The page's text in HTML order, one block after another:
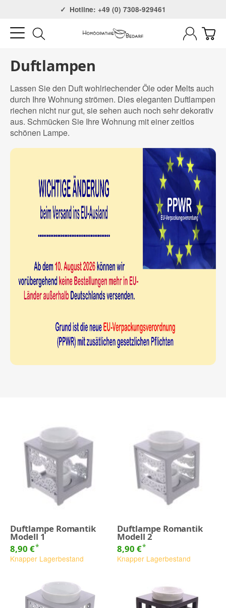
Versandkostenfrei ab 75€Hotline: +49 (0) 7308-929461
Duftlampen
Lassen Sie den Duft wohlriechender Öle oder Melts auch
durch Ihre Wohnung strömen. Dies eleganten Duftlampen
riechen nicht nur gut, sie sehen auch noch sehr dekorativ
aus. Schmücken Sie Ihre Wohnung mit einer zeitlos
schönen Lampe.
Duftlampe Romantik
Modell 1
8,90 €*
Knapper Lagerbestand
Duftlampe Romantik
Modell 2
8,90 €*
Knapper Lagerbestand